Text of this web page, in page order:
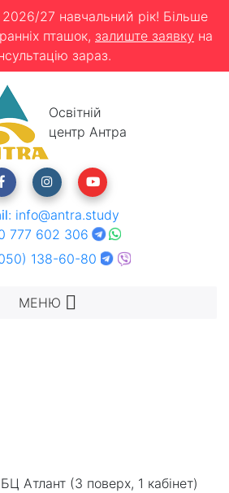
2026/27 навчальний рік! Більше
пташок, залиште заявку на
зараз.
Освітній
центр Антра
: info@antra.study
777 602 306
138-60-80
МЕНЮ
Атлант (3 поверх, 1 кабінет)